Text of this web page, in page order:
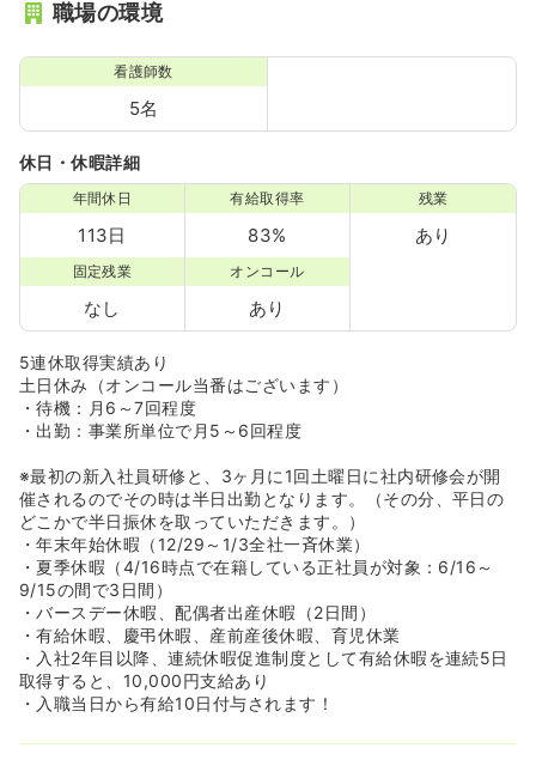
職場の環境
看護師数
5名
休日・休暇詳細
年間休日
113日
有給取得率
83%
残業
あり
固定残業
なし
オンコール
あり
5連休取得実績あり
土日休み（オンコール当番はございます）
・待機：月6～7回程度
・出勤：事業所単位で月5～6回程度
※最初の新入社員研修と、3ヶ月に1回土曜日に社内研修会が開
催されるのでその時は半日出勤となります。（その分、平日の
どこかで半日振休を取っていただきます。）
・年末年始休暇（12/29～1/3全社一斉休業）
・夏季休暇（4/16時点で在籍している正社員が対象：6/16～
9/15の間で3日間）
・バースデー休暇、配偶者出産休暇（2日間）
・有給休暇、慶弔休暇、産前産後休暇、育児休業
・入社2年目以降、連続休暇促進制度として有給休暇を連続5日
取得すると、10,000円支給あり
・入職当日から有給10日付与されます！